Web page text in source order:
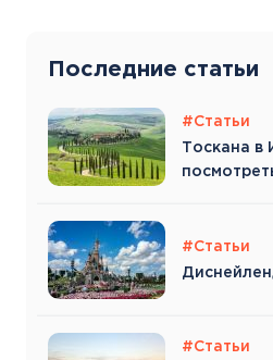
Последние статьи
#Статьи
Тоскана в
#Статьи
#Статьи